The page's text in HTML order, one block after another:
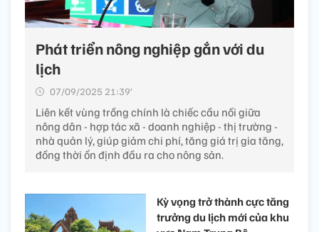
Phát triển nông nghiệp gắn với du
lịch
07/09/2025 21:39’
Liên kết vùng trồng chính là chiếc cầu nối giữa
nông dân - hợp tác xã - doanh nghiệp - thị trường -
nhà quản lý, giúp giảm chi phí, tăng giá trị gia tăng,
đồng thời ổn định đầu ra cho nông sản.
Kỳ vọng trở thành cực tăng
trưởng du lịch mới của khu